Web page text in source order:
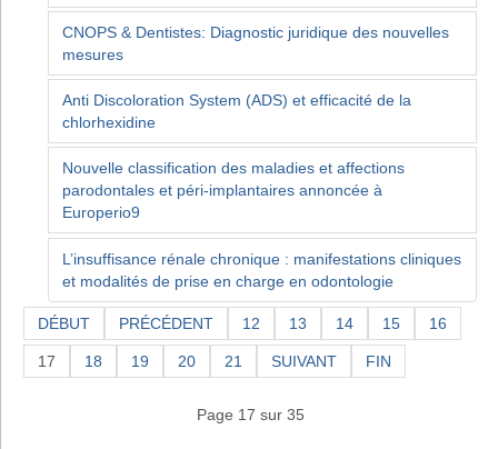
CNOPS & Dentistes: Diagnostic juridique des nouvelles
mesures
Anti Discoloration System (ADS) et efficacité de la
chlorhexidine
Nouvelle classification des maladies et affections
parodontales et péri-implantaires annoncée à
Europerio9
L’insuffisance rénale chronique : manifestations cliniques
et modalités de prise en charge en odontologie
DÉBUT PRÉCÉDENT 12 13 14 15 16
17 18 19 20 21 SUIVANT FIN
Page 17 sur 35